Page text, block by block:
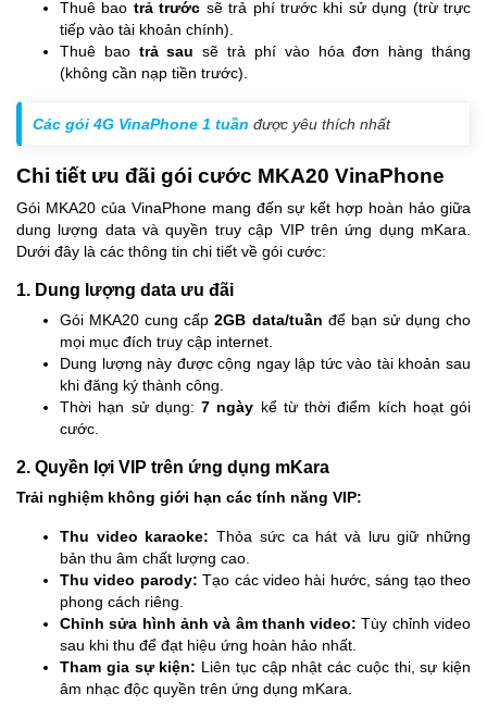
Thuê bao trả trước sẽ trả phí trước khi sử dụng (trừ trực
tiếp vào tài khoản chính).
Thuê bao trả sau sẽ trả phí vào hóa đơn hàng tháng
(không cần nạp tiền trước).
Các gói 4G VinaPhone 1 tuần được yêu thích nhất
Chi tiết ưu đãi gói cước MKA20 VinaPhone
Gói MKA20 của VinaPhone mang đến sự kết hợp hoàn hảo giữa
dung lượng data và quyền truy cập VIP trên ứng dụng mKara.
Dưới đây là các thông tin chi tiết về gói cước:
1. Dung lượng data ưu đãi
Gói MKA20 cung cấp2GB data/tuần để bạn sử dụng cho
mọi mục đích truy cập internet.
Dung lượng này được cộng ngay lập tức vào tài khoản sau
khi đăng ký thành công.
Thời hạn sử dụng: 7 ngày kể từ thời điểm kích hoạt gói
cước.
2. Quyền lợi VIP trên ứng dụng mKara
Trải nghiệm không giới hạn các tính năng VIP:
Thu video karaoke: Thỏa sức ca hát và lưu giữ những
bản thu âm chất lượng cao.
Thu video parody: Tạo các video hài hước, sáng tạo theo
phong cách riêng.
Chỉnh sửa hình ảnh và âm thanh video: Tùy chỉnh video
sau khi thu để đạt hiệu ứng hoàn hảo nhất.
Tham gia sự kiện: Liên tục cập nhật các cuộc thi, sự kiện
âm nhạc độc quyền trên ứng dụng mKara.